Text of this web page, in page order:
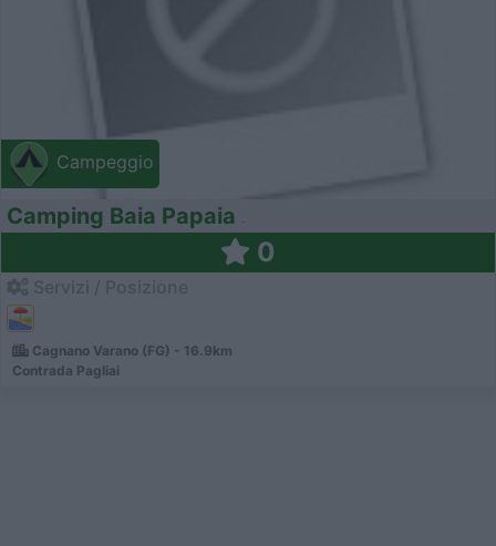
Campeggio
Camping Baia Papaia
0
Cagnano Varano (FG) - 16.9km
Contrada Pagliai